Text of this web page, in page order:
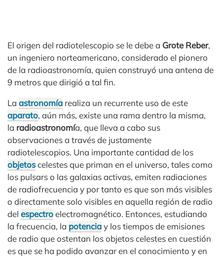
El origen del radiotelescopio se le debe a Grote Reber,
un ingeniero norteamericano, considerado el pionero
de la radioastronomía, quien construyó una antena de
9 metros que dirigió a tal fin.
La astronomía realiza un recurrente uso de este
aparato, aún más, existe una rama dentro la misma,
la radioastronomía, que lleva a cabo sus
observaciones a través de justamente
radiotelescopios. Una importante cantidad de los
objetoscelestes que priman en el universo, tales como
los pulsars o las galaxias activas, emiten radiaciones
de radiofrecuencia y por tanto es que son más visibles
o directamente solo visibles en aquella región de radio
del espectroelectromagnético. Entonces, estudiando
la frecuencia, la potenciay los tiempos de emisiones
de radio que ostentan los objetos celestes en cuestión
es que se ha podido avanzar en el conocimiento y en